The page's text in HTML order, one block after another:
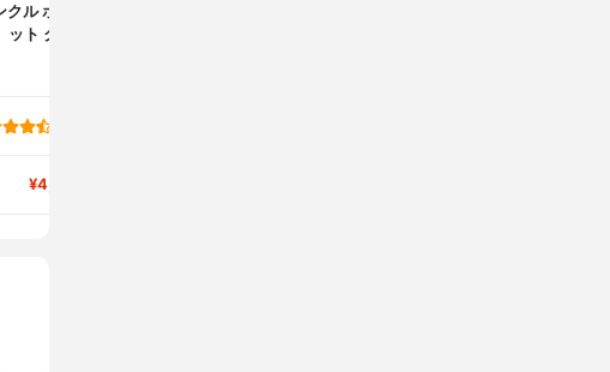
クル ホワイト スポ
ット クリーム
¥4,400